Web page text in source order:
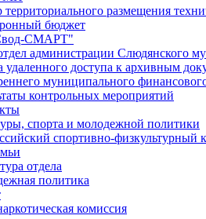
территориального размещения
бюджет
СМАРТ"
администрации Слюдянского
удаленного доступа к архивным
муниципального
контрольных мероприятий
спорта и молодежной политики
спортивно-физкультурный
отдела
политика
комиссия